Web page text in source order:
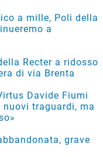
a mille, Poli della
a
Recter a ridosso
di via Brenta
Davide Fiumi
traguardi, ma
grave